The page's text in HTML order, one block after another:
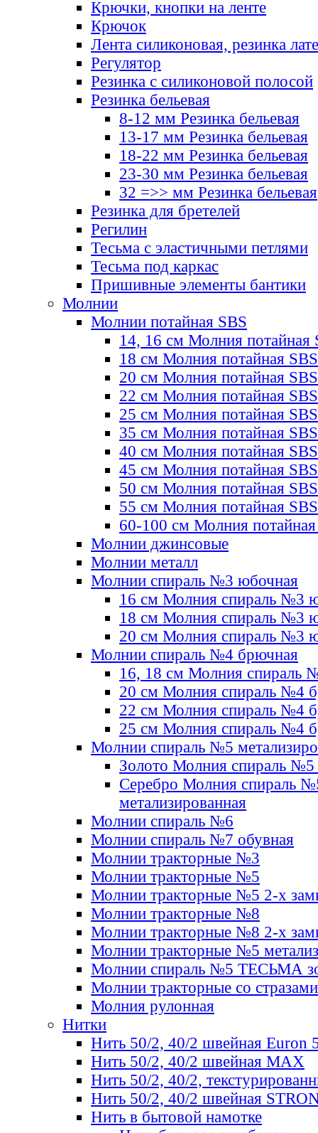
Крючки, кнопки на ленте
Крючок
Лента силиконовая, резинка
Регулятор
Резинка с силиконовой полосой
Резинка бельевая
8-12 мм Резинка бельевая
13-17 мм Резинка бельевая
18-22 мм Резинка бельевая
23-30 мм Резинка бельевая
32 =>> мм Резинка бельевая
Резинка для бретелей
Регилин
Тесьма с эластичными петлями
Тесьма под каркас
Пришивные элементы бантики
Молнии
Молнии потайная SBS
14, 16 см Молния потайная
18 см Молния потайная SBS
20 см Молния потайная SBS
22 см Молния потайная SBS
25 см Молния потайная SBS
35 см Молния потайная SBS
40 см Молния потайная SBS
45 см Молния потайная SBS
50 см Молния потайная SBS
55 см Молния потайная SBS
60-100 см Молния
Молнии джинсовые
Молнии металл
Молнии спираль №3 юбочная
16 см Молния спираль №3
18 см Молния спираль №3
20 см Молния спираль №3
Молнии спираль №4 брючная
16, 18 см Молния спираль
20 см Молния спираль №4
22 см Молния спираль №4
25 см Молния спираль №4
Молнии спираль №5
Золото Молния спираль №5
Серебро Молния спираль
метализированная
Молнии спираль №6
Молнии спираль №7 обувная
Молнии тракторные №3
Молнии тракторные №5
Молнии тракторные №5 2-х
Молнии тракторные №8
Молнии тракторные №8 2-х
Молнии тракторные №5
Молнии спираль №5 ТЕСЬМА
Молнии тракторные со стразами
Молния рулонная
Нитки
Нить 50/2, 40/2 швейная Euron
Нить 50/2, 40/2 швейная МАХ
Нить 50/2, 40/2,
Нить 50/2, 40/2 швейная
Нить в бытовой намотке